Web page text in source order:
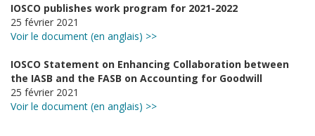
IOSCO publishes work program for 2021-2022
25 février 2021
Voir le document (en anglais) >>
IOSCO Statement on Enhancing Collaboration between
the IASB and the FASB on Accounting for Goodwill
25 février 2021
Voir le document (en anglais) >>